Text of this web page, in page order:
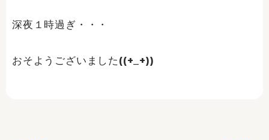
深夜１時過ぎ・・・
おそようございました((+_+))